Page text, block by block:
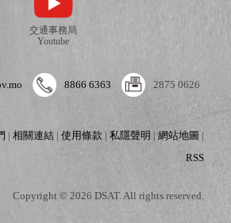
交通事務局
Youtube
8866 6363 2875 0626
|相關連結 |使用條款 |私隱聲明 |網站地圖 |
RSS
Copyright © 2026 DSAT. All rights reserved.